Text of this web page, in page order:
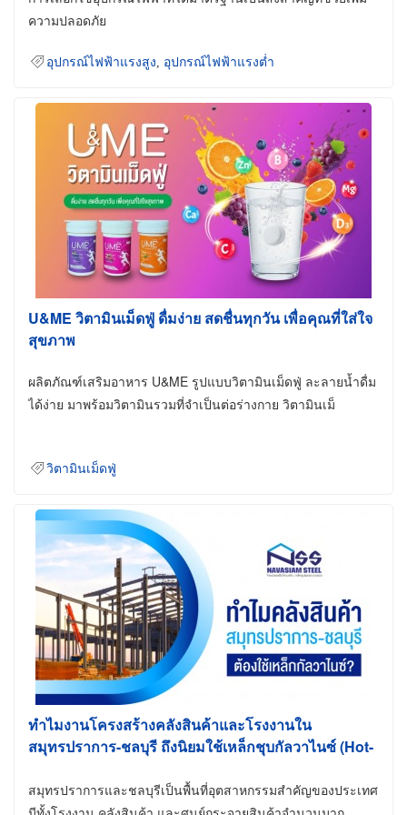
ความปลอดภัย
อุปกรณ์ไฟฟ้าแรงสูง อุปกรณ์ไฟฟ้าแรงต่ำ
U&ME วิตามินเม็ดฟู่ ดื่มง่าย สดชื่นทุกวัน เพื่อคุณที่ใส่ใจ
สุขภาพ
ผลิตภัณฑ์เสริมอาหาร U&ME รูปแบบวิตามินเม็ดฟู่ ละลายน้ำดื่ม
ได้ง่าย มาพร้อมวิตามินรวมที่จำเป็นต่อร่างกาย วิตามินเม็
วิตามินเม็ดฟู่
ทำไมงานโครงสร้างคลังสินค้าและโรงงานใน
สมุทรปราการ-ชลบุรี ถึงนิยมใช้เหล็กชุบกัลวาไนซ์ (Hot-
สมุทรปราการและชลบุรีเป็นพื้นที่อุตสาหกรรมสำคัญของประเทศ